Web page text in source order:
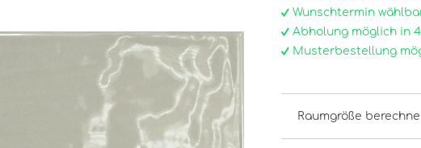
Wunschtermin
Abholung möglich in
Musterbestellung
Raumgröße